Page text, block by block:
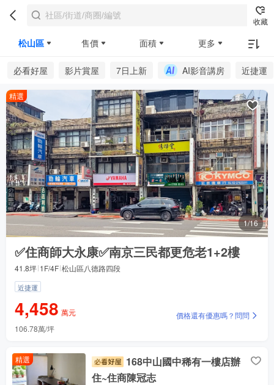
收藏
松山區 售價 面積 更多
必看好屋 影片賞屋 7日上新 AI影音講房 近捷運
1/16
精選
✅住商師大永康✅南京三民都更危老1+2樓
41.8坪 1F/4F 松山區八德路四段
近捷運
4,458 萬元
106.78萬/坪
價格還有優惠嗎？問問
精選
168中山國中稀有一樓店辦
住~住商陳冠志